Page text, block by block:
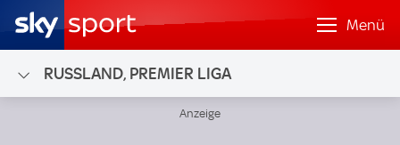
Menü
RUSSLAND, PREMIER LIGA